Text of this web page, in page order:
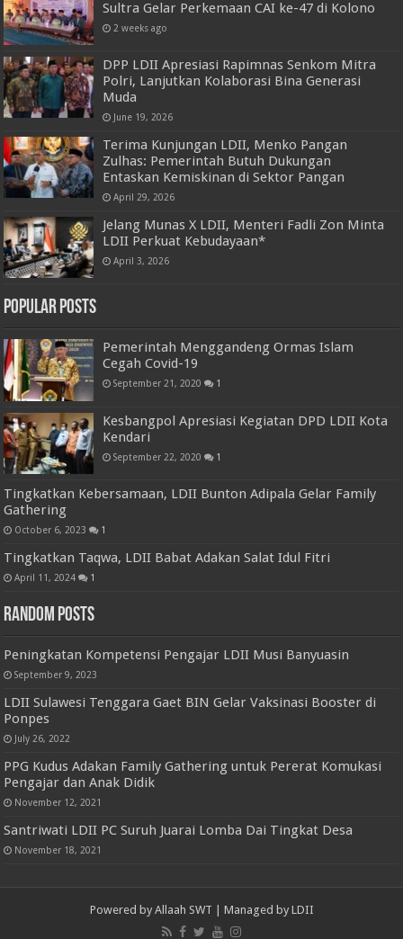
Sultra Gelar Perkemaan CAI ke-47 di Kolono
2 weeks ago
DPP LDII Apresiasi Rapimnas Senkom Mitra
Polri, Lanjutkan Kolaborasi Bina Generasi
Muda
June 19, 2026
Terima Kunjungan LDII, Menko Pangan
Zulhas: Pemerintah Butuh Dukungan
Entaskan Kemiskinan di Sektor Pangan
April 29, 2026
Jelang Munas X LDII, Menteri Fadli Zon Minta
LDII Perkuat Kebudayaan*
April 3, 2026
Popular Posts
Pemerintah Menggandeng Ormas Islam
Cegah Covid-19
September 21, 2020 1
Kesbangpol Apresiasi Kegiatan DPD LDII Kota
Kendari
September 22, 2020 1
Tingkatkan Kebersamaan, LDII Bunton Adipala Gelar Family
Gathering
October 6, 2023 1
Tingkatkan Taqwa, LDII Babat Adakan Salat Idul Fitri
April 11, 2024 1
Random Posts
Peningkatan Kompetensi Pengajar LDII Musi Banyuasin
September 9, 2023
LDII Sulawesi Tenggara Gaet BIN Gelar Vaksinasi Booster di
Ponpes
July 26, 2022
PPG Kudus Adakan Family Gathering untuk Pererat Komukasi
Pengajar dan Anak Didik
November 12, 2021
Santriwati LDII PC Suruh Juarai Lomba Dai Tingkat Desa
November 18, 2021
Powered by Allaah SWT | Managed by LDII